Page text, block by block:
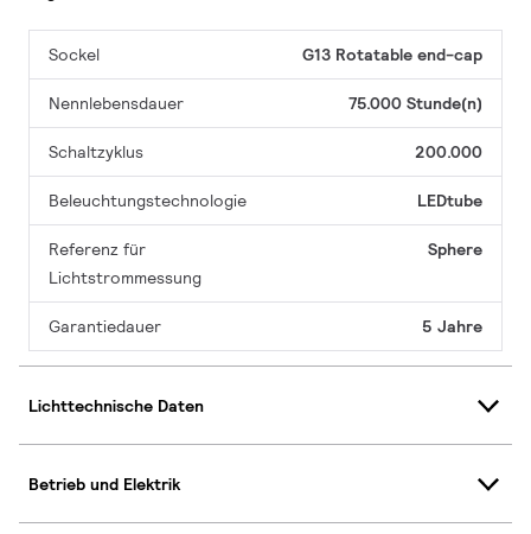
Sockel G13 Rotatable end-cap
Nennlebensdauer 75.000 Stunde(n)
Schaltzyklus 200.000
Beleuchtungstechnologie LEDtube
Referenz für
Lichtstrommessung
Sphere
Garantiedauer 5 Jahre
Lichttechnische Daten
Betrieb und Elektrik